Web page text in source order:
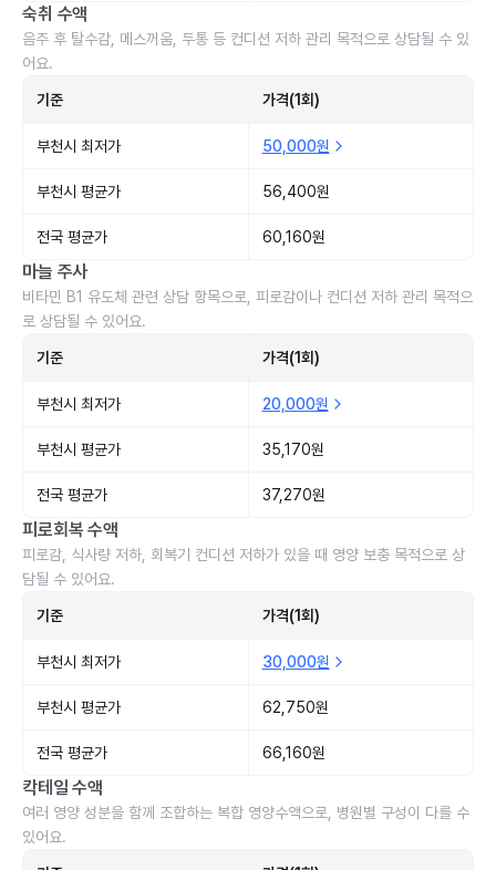
숙취 수액
음주 후 탈수감, 메스꺼움, 두통 등 컨디션 저하 관리 목적으로 상담될 수 있
어요.
기준 가격(1회)
부천시 최저가 50,000원
부천시 평균가 56,400원
전국 평균가 60,160원
마늘 주사
비타민 B1 유도체 관련 상담 항목으로, 피로감이나 컨디션 저하 관리 목적으
로 상담될 수 있어요.
기준 가격(1회)
부천시 최저가 20,000원
부천시 평균가 35,170원
전국 평균가 37,270원
피로회복 수액
피로감, 식사량 저하, 회복기 컨디션 저하가 있을 때 영양 보충 목적으로 상
담될 수 있어요.
기준 가격(1회)
부천시 최저가 30,000원
부천시 평균가 62,750원
전국 평균가 66,160원
칵테일 수액
여러 영양 성분을 함께 조합하는 복합 영양수액으로, 병원별 구성이 다를 수
있어요.